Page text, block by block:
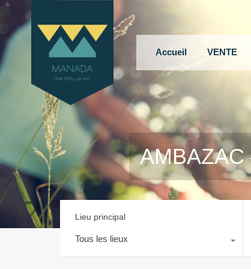
Accueil VENTE
Lieu principal
Tous les lieux